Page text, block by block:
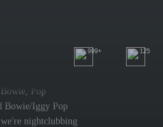
999+ 125
Pop
Bowie/Iggy Pop
nightclubbing